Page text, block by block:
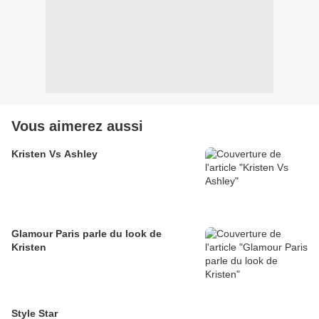
Vous aimerez aussi
Kristen Vs Ashley
Glamour Paris parle du look de
Kristen
Style Star